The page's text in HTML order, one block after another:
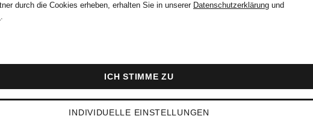
durch die Cookies erheben, erhalten Sie in unserer Datenschutzerklärung und
.
INDIVIDUELLE EINSTELLUNGEN
ICH STIMME ZU